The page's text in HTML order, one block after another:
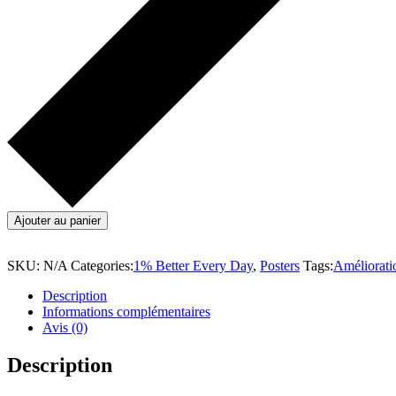
Ajouter au panier
SKU: N/A Categories:1% Better Every Day, Posters Tags:
Description
Informations complémentaires
Avis (0)
Description